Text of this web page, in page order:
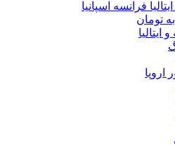
فرانسه اسپانیا
تومان